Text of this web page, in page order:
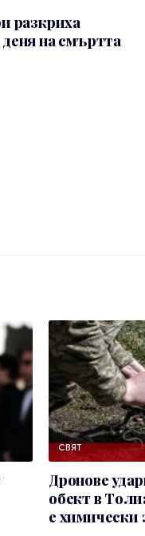
разкриха
на смъртта
СВЯТ
Дронове
обект в
е химически